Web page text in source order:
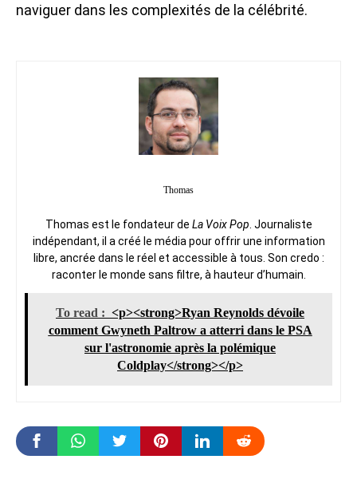
naviguer dans les complexités de la célébrité.
Thomas
Thomas est le fondateur de La Voix Pop . Journaliste
indépendant, il a créé le média pour offrir une information
libre, ancrée dans le réel et accessible à tous. Son credo :
raconter le monde sans filtre, à hauteur d’humain.
To read : <p><strong>Ryan Reynolds dévoile
comment Gwyneth Paltrow a atterri dans le PSA
sur l'astronomie après la polémique
Coldplay</strong></p>